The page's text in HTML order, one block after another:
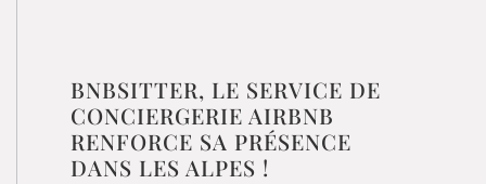
BNBSITTER, LE SERVICE DE
CONCIERGERIE AIRBNB
RENFORCE SA PRÉSENCE
DANS LES ALPES !